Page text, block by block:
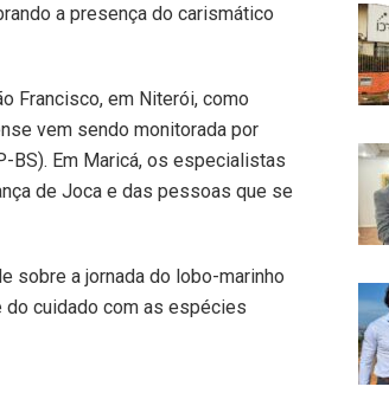
a presença do carismático
Francisco, em Niterói, como
vem sendo monitorada por
BS). Em Maricá, os especialistas
de Joca e das pessoas que se
sobre a jornada do lobo-marinho
do cuidado com as espécies